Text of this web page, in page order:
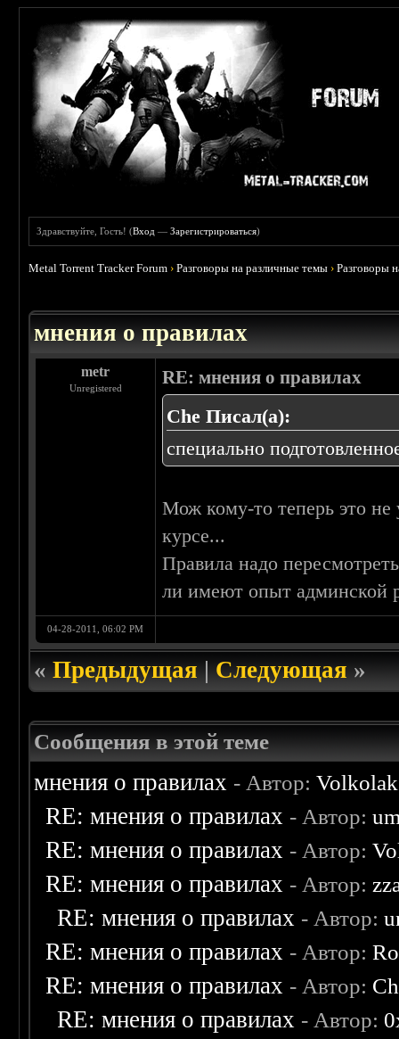
Здравствуйте, Гость! (Вход —Зарегистрироваться)
Metal Torrent Tracker Forum ›Разговоры на различные темы ›Разговоры
мнения о правилах
metr
Unregistered
RE: мнения о правилах
Che Писал(а):
специально
Мож кому-то теперь это не
курсе...
Правила надо
ли имеют опыт админской
04-28-2011, 06:02 PM
«Предыдущая|Следующая»
Сообщения в этой теме
мнения о правилах - Автор:Volkolak
RE: мнения о правилах - Автор:
RE: мнения о правилах - Автор:
RE: мнения о правилах - Автор:
RE: мнения о правилах - Автор:
RE: мнения о правилах - Автор:
RE: мнения о правилах - Автор:
RE: мнения о правилах - Автор: